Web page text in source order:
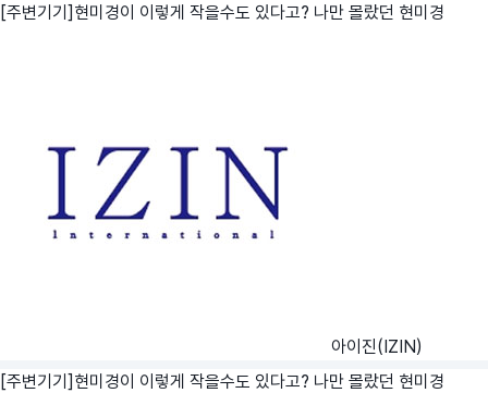
[주변기기]현미경이 이렇게 작을수도 있다고? 나만 몰랐던 현미경
아이진(IZIN)
[주변기기]현미경이 이렇게 작을수도 있다고? 나만 몰랐던 현미경